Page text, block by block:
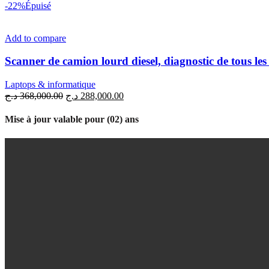
-22%Épuisé
Add to compare
Scanner de camion lourd diesel, diagnostic de tous les
Laptops & informatique
368,000.00 د.ج 288,000.00 د.ج
Mise à jour valable pour (02) ans